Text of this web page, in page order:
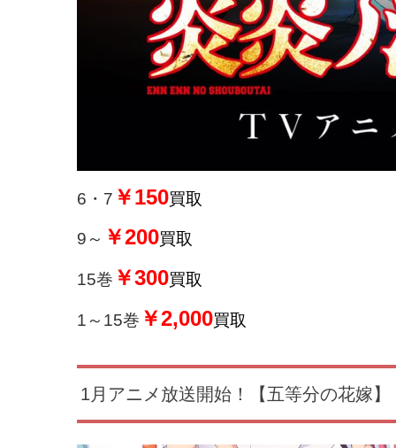
6・7 ￥150買取
9～ ￥200買取
15巻 ￥300買取
1～15巻 ￥2,000買取
1月アニメ放送開始！【五等分の花嫁】